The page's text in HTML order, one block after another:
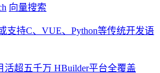
向量搜索
支持C、VUE、Python等传统开发语
活超五千万 HBuilder平台全覆盖